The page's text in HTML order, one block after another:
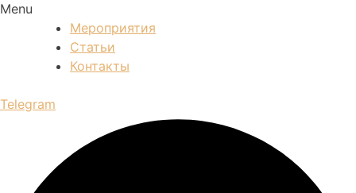
Menu
Мероприятия
Статьи
Контакты
Telegram